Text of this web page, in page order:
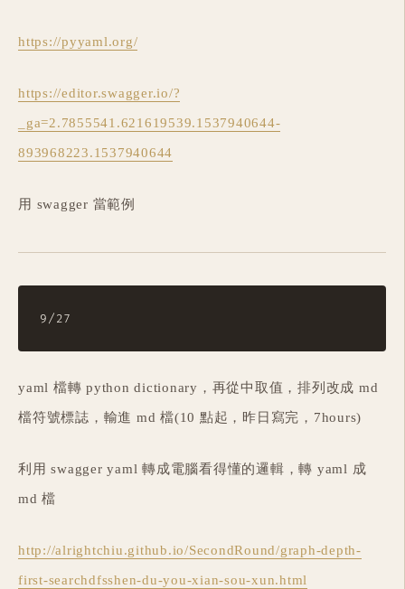
https://pyyaml.org/
https://editor.swagger.io/?
_ga=2.7855541.621619539.1537940644-
893968223.1537940644
用 swagger 當範例
yaml 檔轉 python dictionary，再從中取值，排列改成 md
檔符號標誌，輸進 md 檔(10 點起，昨日寫完，7hours)
利用 swagger yaml 轉成電腦看得懂的邏輯，轉 yaml 成
md 檔
http://alrightchiu.github.io/SecondRound/graph-depth-
first-searchdfsshen-du-you-xian-sou-xun.html